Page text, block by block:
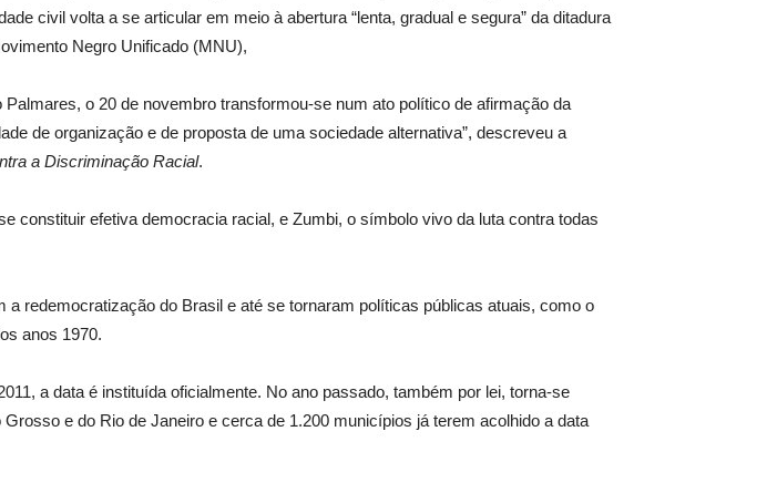
civil volta a se articular em meio à abertura “lenta, gradual e segura” da ditadura
Negro Unificado (MNU),
o 20 de novembro transformou-se num ato político de afirmação da
de organização e de proposta de uma sociedade alternativa”, descreveu a
a Discriminação Racial.
constituir efetiva democracia racial, e Zumbi, o símbolo vivo da luta contra todas
redemocratização do Brasil e até se tornaram políticas públicas atuais, como o
anos 1970.
a data é instituída oficialmente. No ano passado, também por lei, torna-se
e do Rio de Janeiro e cerca de 1.200 municípios já terem acolhido a data